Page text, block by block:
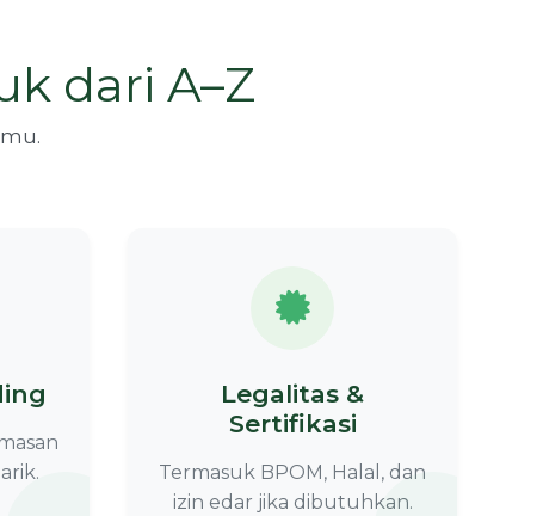
dari A–Z
Legalitas &
Sertifikasi
Termasuk BPOM, Halal, dan
izin edar jika dibutuhkan.